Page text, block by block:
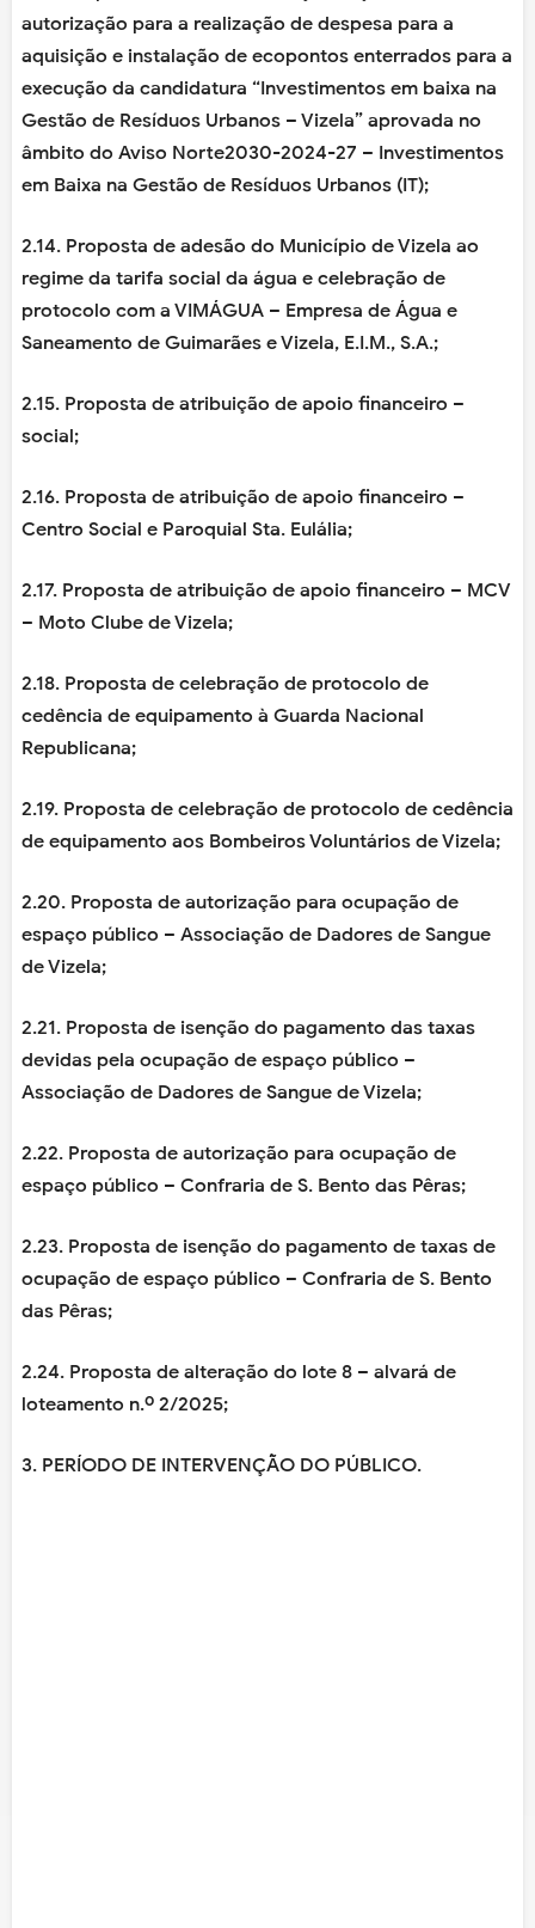
autorização para a realização de despesa para a
aquisição e instalação de ecopontos enterrados para a
execução da candidatura “Investimentos em baixa na
Gestão de Resíduos Urbanos – Vizela” aprovada no
âmbito do Aviso Norte2030-2024-27 – Investimentos
em Baixa na Gestão de Resíduos Urbanos (IT);
2.14. Proposta de adesão do Município de Vizela ao
regime da tarifa social da água e celebração de
protocolo com a VIMÁGUA – Empresa de Água e
Saneamento de Guimarães e Vizela, E.I.M., S.A.;
2.15. Proposta de atribuição de apoio financeiro –
social;
2.16. Proposta de atribuição de apoio financeiro –
Centro Social e Paroquial Sta. Eulália;
2.17. Proposta de atribuição de apoio financeiro – MCV
– Moto Clube de Vizela;
2.18. Proposta de celebração de protocolo de
cedência de equipamento à Guarda Nacional
Republicana;
2.19. Proposta de celebração de protocolo de cedência
de equipamento aos Bombeiros Voluntários de Vizela;
2.20. Proposta de autorização para ocupação de
espaço público – Associação de Dadores de Sangue
de Vizela;
2.21. Proposta de isenção do pagamento das taxas
devidas pela ocupação de espaço público –
Associação de Dadores de Sangue de Vizela;
2.22. Proposta de autorização para ocupação de
espaço público – Confraria de S. Bento das Pêras;
2.23. Proposta de isenção do pagamento de taxas de
ocupação de espaço público – Confraria de S. Bento
das Pêras;
2.24. Proposta de alteração do lote 8 – alvará de
loteamento n.º 2/2025;
3. PERÍODO DE INTERVENÇÃO DO PÚBLICO.